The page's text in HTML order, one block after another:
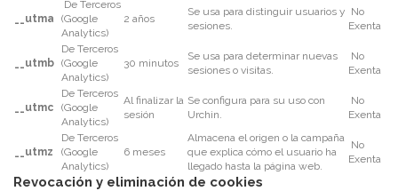
__utma
De Terceros
(Google
Analytics)
2 años
Se usa para distinguir usuarios y
sesiones.
No
Exenta
__utmb
De Terceros
(Google
Analytics)
30 minutos
Se usa para determinar nuevas
sesiones o visitas.
No
Exenta
__utmc
De Terceros
(Google
Analytics)
Al finalizar la
sesión
Se configura para su uso con
Urchin.
No
Exenta
__utmz
De Terceros
(Google
Analytics)
6 meses
Almacena el origen o la campaña
que explica cómo el usuario ha
llegado hasta la página web.
No
Exenta
Revocación y eliminación de cookies